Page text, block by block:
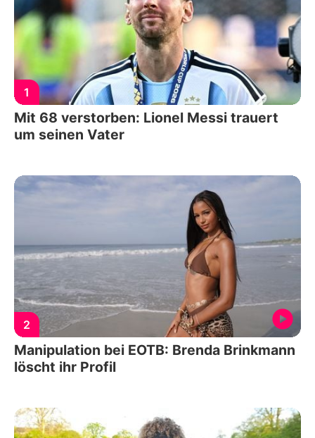
1
Mit 68 verstorben: Lionel Messi trauert
um seinen Vater
2
Manipulation bei EOTB: Brenda Brinkmann
löscht ihr Profil